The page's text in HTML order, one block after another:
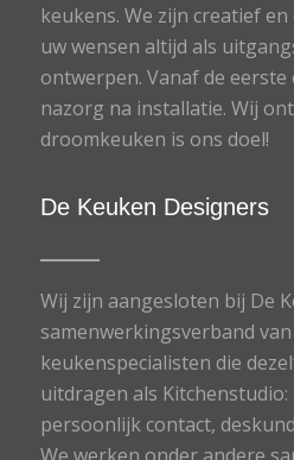
keukens. We zijn creatief
uw wensen altijd als
ontwerpen. Vanaf de
nazorg na installatie. Wij
droomkeuken is ons doel!
De Keuken Designers
Wij zijn aangesloten bij De
samenwerkingsverband
keukenspecialisten die
uitdragen als
persoonlijk contact,